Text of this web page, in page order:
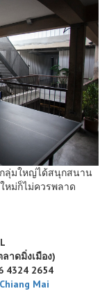
ลุ่มใหญ่ได้สนุกสนาน
หม่ก็ไม่ควรพลาด
าดมิ่งเมือง)
4324 2654
Mai